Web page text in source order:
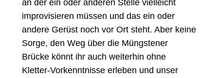
an der ein oder anderen Stelle vielleicht
improvisieren müssen und das ein oder
andere Gerüst noch vor Ort steht. Aber keine
Sorge, den Weg über die Müngstener
Brücke könnt ihr auch weiterhin ohne
Kletter-Vorkenntnisse erleben und unser